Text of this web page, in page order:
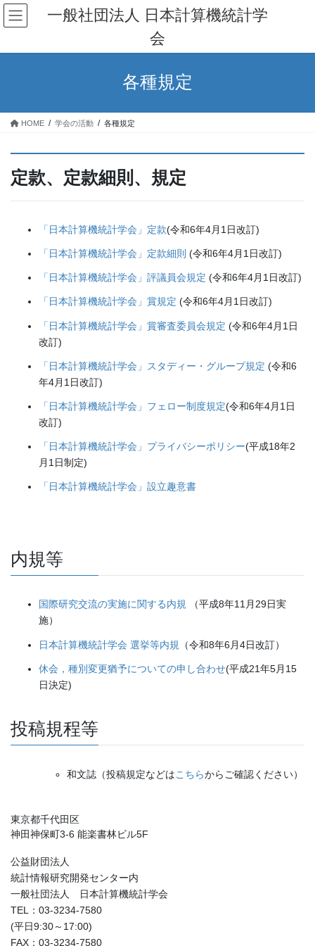
コ
ン
ン
ナ
ビ
ー
一般社団法人 日本計算機統計学
会
各種規定
HOME 学会の活動 各種規定
定款、定款細則、規定
「日本計算機統計学会」定款(令和6年4月1日改訂)
「日本計算機統計学会」定款細則 (令和6年4月1日改訂)
「日本計算機統計学会」評議員会規定 (令和6年4月1日改訂)
「日本計算機統計学会」賞規定 (令和6年4月1日改訂)
「日本計算機統計学会」賞審査委員会規定 (令和6年4月1日
改訂)
「日本計算機統計学会」スタディー・グループ規定 (令和6
年4月1日改訂)
「日本計算機統計学会」フェロー制度規定(令和6年4月1日
改訂)
「日本計算機統計学会」プライバシーポリシー(平成18年2
月1日制定)
「日本計算機統計学会」設立趣意書
内規等
国際研究交流の実施に関する内規 （平成8年11月29日実
施）
日本計算機統計学会 選挙等内規 （令和8年6月4日改訂）
休会，種別変更猶予についての申し合わせ(平成21年5月15
日決定)
投稿規程等
和文誌（投稿規定などはこちらからご確認ください）
東京都千代田区
神田神保町3-6 能楽書林ビル5F
公益財団法人
統計情報研究開発センター内
一般社団法人 日本計算機統計学会
TEL：03-3234-7580
(平日9:30～17:00)
FAX：03-3234-7580